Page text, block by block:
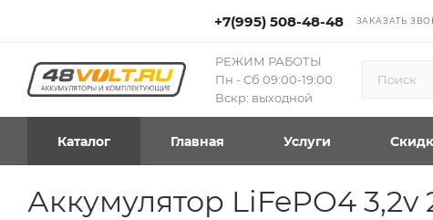
+7(995) 508-48-48 ЗАКАЗАТЬ
РЕЖИМ РАБОТЫ
Пн - Сб 09:00-19:00
Вскр: выходной
Каталог Главная Услуги
Аккумулятор LiFePO4